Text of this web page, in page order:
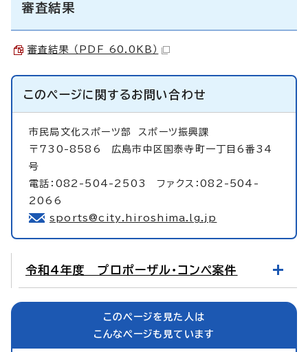
審査結果
審査結果 （PDF 60.0KB）
このページに関するお問い合わせ
市民局文化スポーツ部 スポーツ振興課
〒730-8586 広島市中区国泰寺町一丁目6番34
号
電話：082-504-2503 ファクス：082-504-
2066
sports@city.hiroshima.lg.jp
令和4年度 プロポーザル・コンペ案件
このページを見た人は
こんなページも見ています